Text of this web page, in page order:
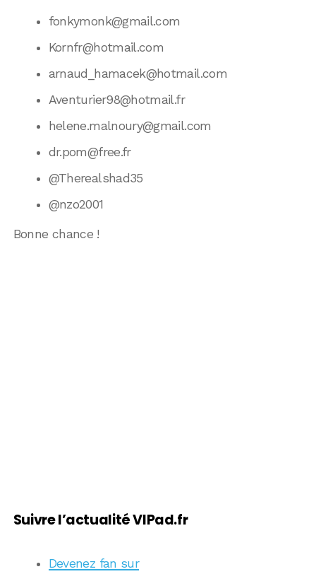
fonkymonk@gmail.com
Kornfr@hotmail.com
arnaud_hamacek@hotmail.com
Aventurier98@hotmail.fr
helene.malnoury@gmail.com
dr.pom@free.fr
@Therealshad35
@nzo2001
Bonne chance !
Suivre l’actualité VIPad.fr
Devenez fan sur